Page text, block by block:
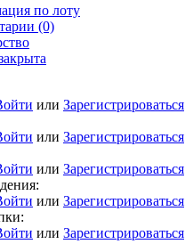
по лоту
(0)
или Зарегистрироваться
или Зарегистрироваться
или Зарегистрироваться
или Зарегистрироваться
или Зарегистрироваться